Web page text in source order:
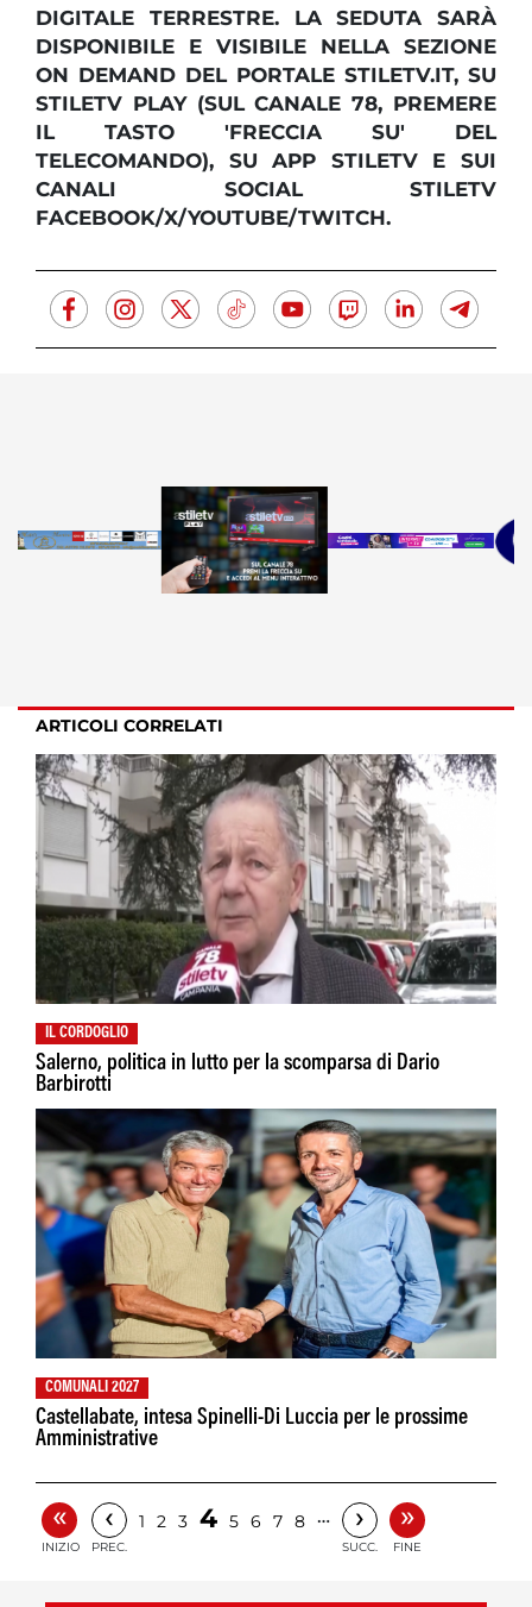
DIGITALE TERRESTRE. LA SEDUTA SARÀ
DISPONIBILE E VISIBILE NELLA SEZIONE
ON DEMAND DEL PORTALE STILETV.IT, SU
STILETV PLAY (SUL CANALE 78, PREMERE
IL TASTO 'FRECCIA SU' DEL
TELECOMANDO), SU APP STILETV E SUI
CANALI SOCIAL STILETV
FACEBOOK/X/YOUTUBE/TWITCH.
ARTICOLI CORRELATI
IL CORDOGLIO
Salerno, politica in lutto per la scomparsa di Dario
Barbirotti
COMUNALI 2027
Castellabate, intesa Spinelli-Di Luccia per le prossime
Amministrative
«
INIZIO
‹
PREC.
1 2 3 4 5 6 7 8 … ›
SUCC.
»
FINE